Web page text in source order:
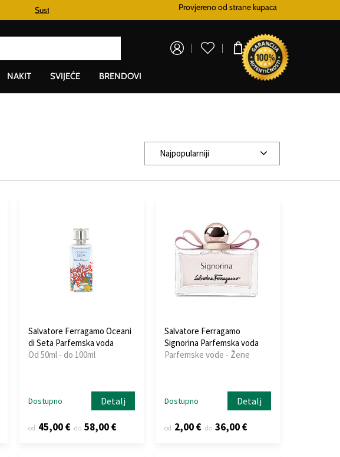
Besplatna dostava za sve satove od 100€Provjereno od strane kupaca
0,00 €
NAKIT SVIJEĆE BRENDOVI
Najpopularniji
Salvatore Ferragamo Oceani
di Seta Parfemska voda
Od 50ml - do 100ml
Dostupno Detalj
od 45,00 € do 58,00 €
Salvatore Ferragamo
Signorina Parfemska voda
Parfemske vode - Žene
Dostupno Detalj
od 2,00 € do 36,00 €